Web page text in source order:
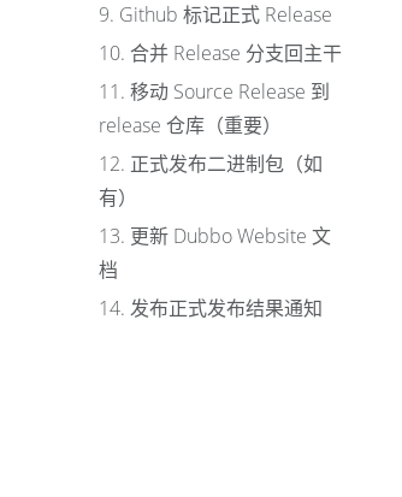
9. Github 标记正式 Release
10. 合并 Release 分支回主干
11. 移动 Source Release 到
release 仓库（重要）
12. 正式发布二进制包（如
有）
13. 更新 Dubbo Website 文
档
14. 发布正式发布结果通知